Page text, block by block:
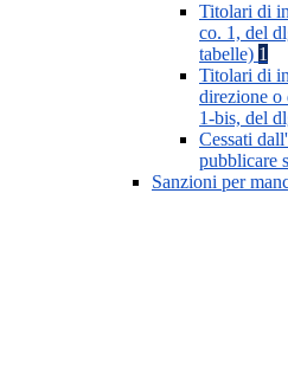
Titolari di
co. 1, del
tabelle) 1
Titolari di
direzione o
1-bis, del
Cessati
pubblicare
Sanzioni per